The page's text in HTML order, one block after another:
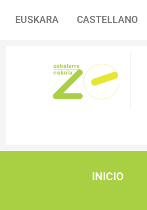
EUSKARA CASTELLANO
INICIO